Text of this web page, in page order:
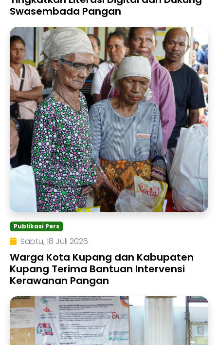
Swasembada Pangan
Publikasi Pers
Sabtu, 18 Juli 2026
Warga Kota Kupang dan Kabupaten
Kupang Terima Bantuan Intervensi
Kerawanan Pangan